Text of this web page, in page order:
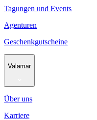
Tagungen und Events
Agenturen
Geschenkgutscheine
Valamar
Über uns
Karriere